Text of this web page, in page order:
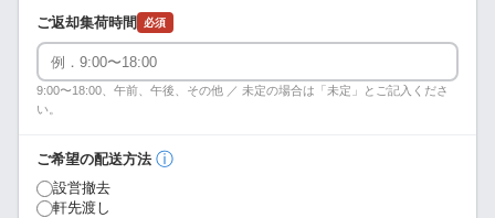
ご返却集荷時間 必須
9:00〜18:00、午前、午後、その他 ／ 未定の場合は「未定」とご記入くださ
い。
ご希望の配送方法 ⓘ
設営撤去
軒先渡し